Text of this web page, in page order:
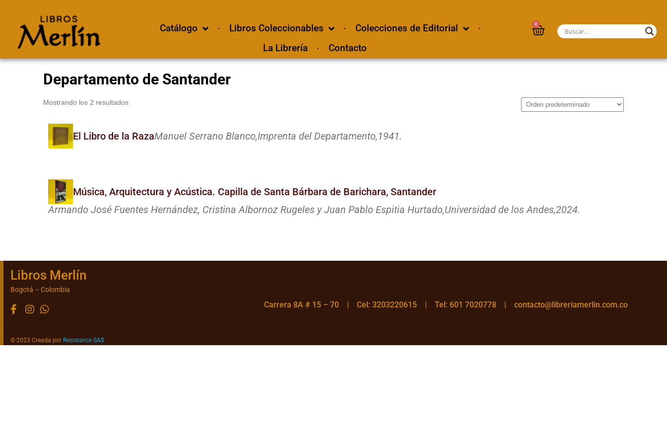
Catálogo Libros Coleccionables
Colecciones de Editorial
La Librería
Contacto
0
Departamento de Santander
Mostrando los 2 resultados
El Libro de la RazaManuel Serrano Blanco,Imprenta del Departamento,1941.
Música, Arquitectura y Acústica. Capilla de Santa Bárbara de Barichara, Santander
Armando José Fuentes Hernández, Cristina Albornoz Rugeles y Juan Pablo Espitia Hurtado,Universidad de los Andes,2024.
Libros Merlín
Bogotá – Colombia
© 2023 Creada por Resistance SAS
Carrera 8A # 15 – 70 | Cel: 3203220615 | Tel: 601 7020778 | contacto@libreriamerlin.com.co